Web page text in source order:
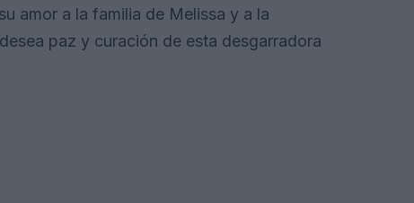
amor a la familia de Melissa y a la
paz y curación de esta desgarradora